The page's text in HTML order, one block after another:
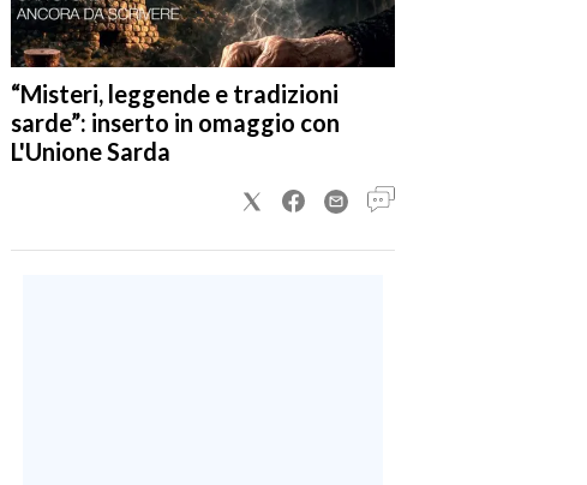
“Misteri, leggende e tradizioni
sarde”: inserto in omaggio con
L'Unione Sarda